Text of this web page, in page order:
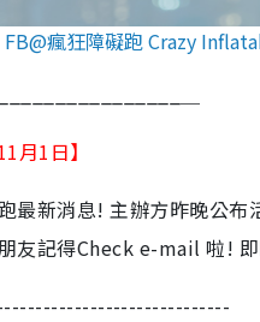
FB@瘋狂障礙跑 Crazy
月1日】
最新消息! 主辦方昨晚公
友記得Check e-mail 啦!